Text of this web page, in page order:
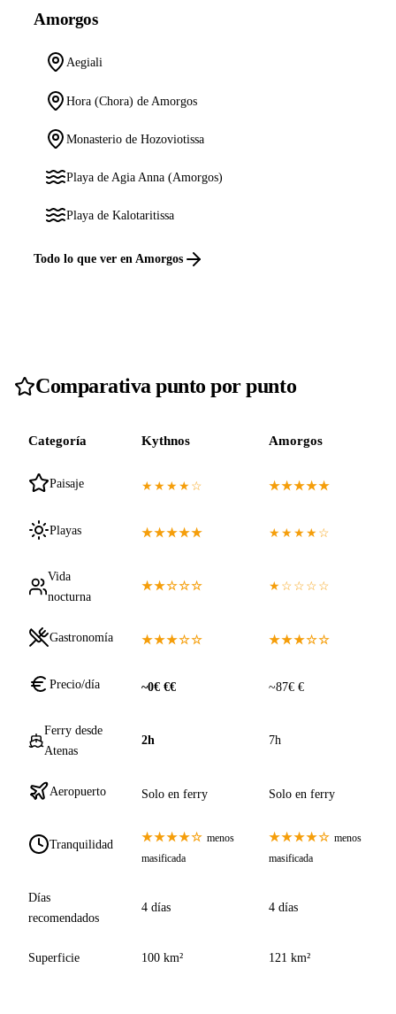
Amorgos
Aegiali
Hora (Chora) de Amorgos
Monasterio de Hozoviotissa
Playa de Agia Anna (Amorgos)
Playa de Kalotaritissa
Todo lo que ver en Amorgos
Comparativa punto por punto
Categoría Kythnos Amorgos
Paisaje ★★★★☆ ★★★★★
Playas ★★★★★ ★★★★☆
Vida
nocturna
★★☆☆☆ ★☆☆☆☆
Gastronomía ★★★☆☆ ★★★☆☆
Precio/día ~0€ €€ ~87€ €
Ferry desde
Atenas
2h 7h
Aeropuerto Solo en ferry Solo en ferry
Tranquilidad ★★★★☆ menos
masificada
★★★★☆ menos
masificada
Días
recomendados
4 días 4 días
Superficie 100 km² 121 km²